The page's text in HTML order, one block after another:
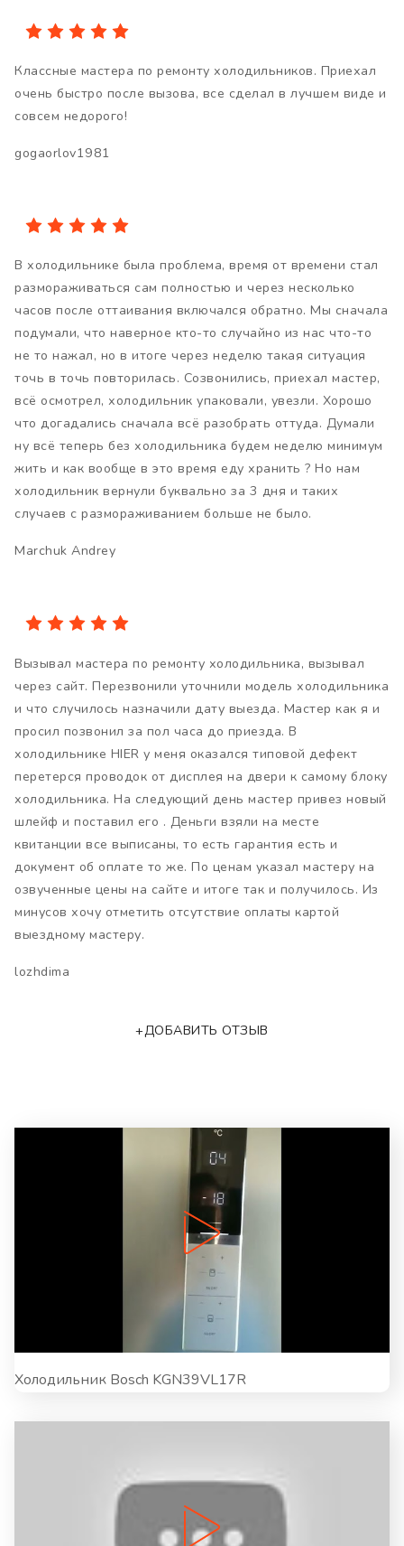
Классные мастера по ремонту холодильников. Приехал
очень быстро после вызова, все сделал в лучшем виде и
совсем недорого!
gogaorlov1981
В холодильнике была проблема, время от времени стал
размораживаться сам полностью и через несколько
часов после оттаивания включался обратно. Мы сначала
подумали, что наверное кто-то случайно из нас что-то
не то нажал, но в итоге через неделю такая ситуация
точь в точь повторилась. Созвонились, приехал мастер,
всё осмотрел, холодильник упаковали, увезли. Хорошо
что догадались сначала всё разобрать оттуда. Думали
ну всё теперь без холодильника будем неделю минимум
жить и как вообще в это время еду хранить ? Но нам
холодильник вернули буквально за 3 дня и таких
случаев с размораживанием больше не было.
Marchuk Andrey
Вызывал мастера по ремонту холодильника, вызывал
через сайт. Перезвонили уточнили модель холодильника
и что случилось назначили дату выезда. Мастер как я и
просил позвонил за пол часа до приезда. В
холодильнике HIER у меня оказался типовой дефект
перетерся проводок от дисплея на двери к самому блоку
холодильника. На следующий день мастер привез новый
шлейф и поставил его . Деньги взяли на месте
квитанции все выписаны, то есть гарантия есть и
документ об оплате то же. По ценам указал мастеру на
озвученные цены на сайте и итоге так и получилось. Из
минусов хочу отметить отсутствие оплаты картой
выездному мастеру.
lozhdima
+ДОБАВИТЬ ОТЗЫВ
Холодильник Bosch KGN39VL17R